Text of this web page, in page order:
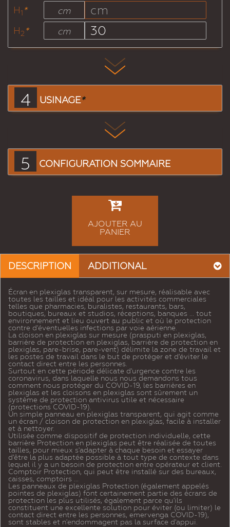
H1 *
cm
H 2 * cm
4 USINAGE*
5 CONFIGURATION SOMMAIRE
AJOUTER AU
PANIER
DESCRIPTION ADDITIONAL
Écran en plexiglas transparent, sur mesure, réalisable avec
toutes les tailles et idéal pour les activités commerciales
telles que pharmacies, buralistes, restaurants, bars,
boutiques, bureaux et studios, réceptions, banques ... tout
environnement et lieu ouvert au public et où le protection
contre d'éventuelles infections par voie aérienne.
La cloison en plexiglas sur mesure (prasputi en plexiglas,
barrière de protection en plexiglas, barrière de protection en
plexiglas, pare-brise, pare-vent) délimite la zone de travail et
les postes de travail dans le but de protéger et d'éviter le
contact direct entre les personnes.
Surtout en cette période délicate d'urgence contre les
coronavirus, dans laquelle nous nous demandons tous
comment nous protéger du COVID-19, les barrières en
plexiglas et les cloisons en plexiglas sont sûrement un
système de protection antivirus utile et nécessaire
(protections COVID-19).
Un simple panneau en plexiglas transparent, qui agit comme
un écran / cloison de protection en plexiglas, facile à installer
et à nettoyer.
Utilisée comme dispositif de protection individuelle, cette
barrière Protection en plexiglas peut être réalisée de toutes
tailles, pour mieux s'adapter à chaque besoin et essayer
d'être la plus adaptée possible à tout type de contexte dans
lequel il y a un besoin de protection entre opérateur et client.
Comptoir Protection, qui peut être installé sur des bureaux,
caisses, comptoirs ...
Les panneaux de plexiglas Protection (également appelés
pointes de plexiglas) font certainement partie des écrans de
protection les plus utilisés, également parce qu'ils
constituent une excellente solution pour éviter (ou limiter) le
contact direct entre les personnes, emervenga COVID-19),
sont stables et n'endommagent pas la surface d'appui.